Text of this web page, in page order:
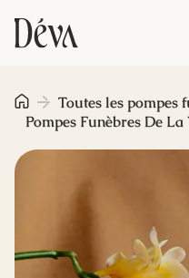
Obsèques
Prévoyance
Monument
Toutes les pompes
Pompes Funèbres De